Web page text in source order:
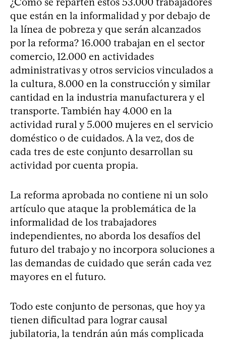
que están en la informalidad y por debajo de
la línea de pobreza y que serán alcanzados
por la reforma? 16.000 trabajan en el sector
comercio, 12.000 en actividades
administrativas y otros servicios vinculados a
la cultura, 8.000 en la construcción y similar
cantidad en la industria manufacturera y el
transporte. También hay 4.000 en la
actividad rural y 5.000 mujeres en el servicio
doméstico o de cuidados. A la vez, dos de
cada tres de este conjunto desarrollan su
actividad por cuenta propia.
La reforma aprobada no contiene ni un solo
artículo que ataque la problemática de la
informalidad de los trabajadores
independientes, no aborda los desafíos del
futuro del trabajo y no incorpora soluciones a
las demandas de cuidado que serán cada vez
mayores en el futuro.
Todo este conjunto de personas, que hoy ya
tienen dificultad para lograr causal
jubilatoria, la tendrán aún más complicada